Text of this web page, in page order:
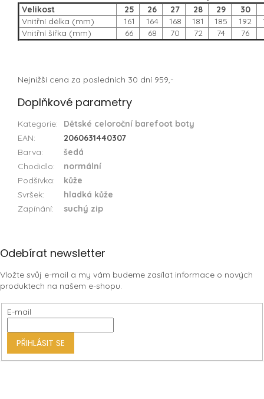
Velikost
25 26 27 28 29
30
Vnitřní délka (mm)
161 164 168 181 185 192
Vnitřní šířka (mm)
66 68 70 72 74 76
Nejnižší cena za posledních 30 dní 959,-
Doplňkové parametry
Kategorie:
Dětské celoroční barefoot boty
EAN:
2060631440307
Barva:
šedá
Chodidlo:
normální
Podšívka:
kůže
Svršek:
hladká kůže
Zapínání: suchý zip
Z
p
a
t
Odebírat newsletter
Vložte svůj e-mail a my vám budeme zasílat informace o nových
produktech na našem e-shopu.
E-mail
PŘIHLÁSIT SE